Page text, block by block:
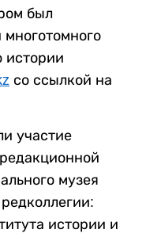
был
многотомного
истории
со ссылкой на
участие
музея
истории и